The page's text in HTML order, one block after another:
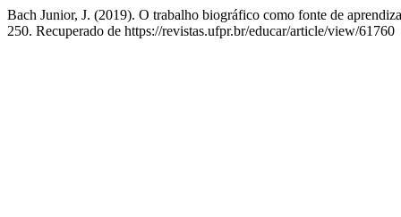
Bach Junior, J. (2019). O trabalho biográfico como fonte de
250. Recuperado de https://revistas.ufpr.br/educar/article/view/61760